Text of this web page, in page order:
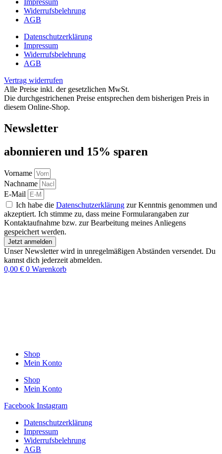
Impressum
Widerrufsbelehrung
AGB
Datenschutzerklärung
Impressum
Widerrufsbelehrung
AGB
Vertrag widerrufen
Alle Preise inkl. der gesetzlichen MwSt.
Die durchgestrichenen Preise entsprechen dem bisherigen Preis in
diesem Online-Shop.
Newsletter
abon­nie­ren und 15% sparen
Vorname
Nachname
E-Mail
Ich habe die Datenschutzerklärung zur Kenntnis genommen und
akzeptiert. Ich stimme zu, dass meine Formularangaben zur
Kontaktaufnahme bzw. zur Bearbeitung meines Anliegens
gespeichert werden.
Jetzt anmelden
Unser Newsletter wird in unregelmäßigen Abständen versendet. Du
kannst dich jederzeit abmelden.
0,00 € 0 Warenkorb
Shop
Mein Konto
Shop
Mein Konto
Facebook Instagram
Datenschutzerklärung
Impressum
Widerrufsbelehrung
AGB